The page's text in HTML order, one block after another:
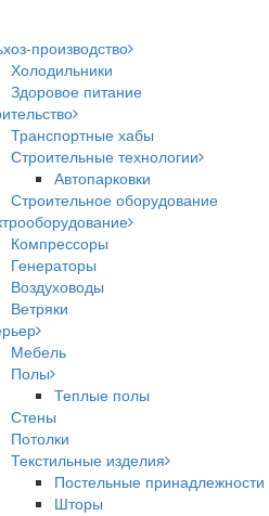
производство
Холодильники
Здоровое питание
Транспортные хабы
Строительные технологии
Автопарковки
Строительное оборудование
Компрессоры
Генераторы
Воздуховоды
Ветряки
Мебель
Полы
Теплые полы
Стены
Потолки
Текстильные изделия
Постельные принадлежности
Шторы